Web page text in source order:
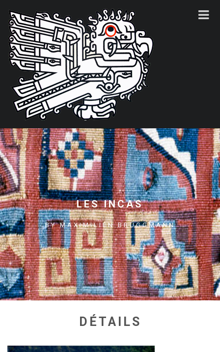
LES INCAS
BY MAXIMILIEN BRUGGMANN
DÉTAILS